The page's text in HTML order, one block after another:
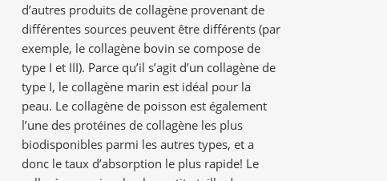
d’autres produits de collagène provenant de
différentes sources peuvent être différents (par
exemple, le collagène bovin se compose de
type I et III). Parce qu’il s’agit d’un collagène de
type I, le collagène marin est idéal pour la
peau. Le collagène de poisson est également
l’une des protéines de collagène les plus
biodisponibles parmi les autres types, et a
donc le taux d’absorption le plus rapide! Le